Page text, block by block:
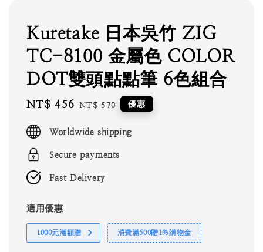
Kuretake 日本吳竹 ZIG
TC-8100 金屬色 COLOR
DOT雙頭點點筆 6色組合
Sale
NT$ 456 Regular
NT$ 570 優惠
Worldwide shipping
Secure payments
Fast Delivery
適用優惠
1000元滿額贈 消費滿500贈1%購物金